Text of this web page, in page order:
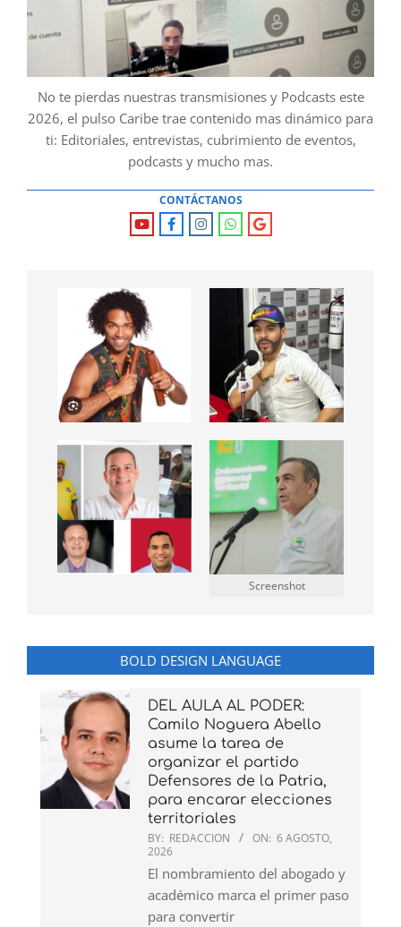
No te pierdas nuestras transmisiones y Podcasts este
2026, el pulso Caribe trae contenido mas dinámico para
ti: Editoriales, entrevistas, cubrimiento de eventos,
podcasts y mucho mas.
CONTÁCTANOS
Screenshot
BOLD DESIGN LANGUAGE
DEL AULA AL PODER:
Camilo Noguera Abello
asume la tarea de
organizar el partido
Defensores de la Patria,
para encarar elecciones
territoriales
BY: REDACCION ON: 6 AGOSTO,
2026
El nombramiento del abogado y
académico marca el primer paso
para convertir